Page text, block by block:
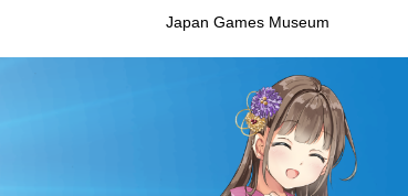
Japan Games Museum